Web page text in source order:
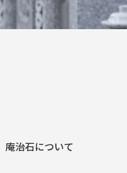
庵治石について